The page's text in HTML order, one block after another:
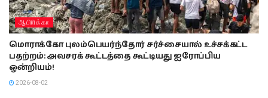
ஆபிாிக்கா
மொராக்கோ புலம்பெயர்ந்தோர் சர்ச்சையால் உச்சக்கட்ட
பதற்றம்: அவசரக் கூட்டத்தை கூட்டியது ஐரோப்பிய
ஒன்றியம்!
2026-08-02